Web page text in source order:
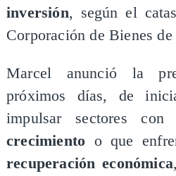
inversión, según el
Corporación de Bienes
​Marcel anunció la
próximos días, de
impulsar sectores con
crecimiento o que
recuperación económica